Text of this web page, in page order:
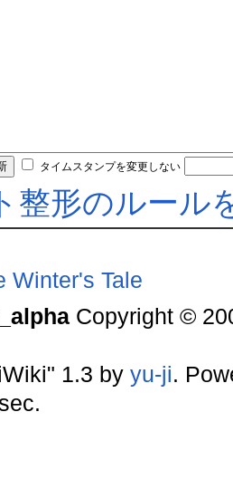
タイムスタンプを変更しない
整形のルール
Winter's Tale
Copyright ©
1.3 by yu-ji.